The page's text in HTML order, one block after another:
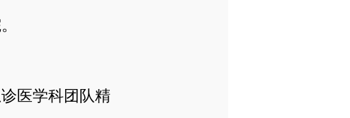
医学科团队精